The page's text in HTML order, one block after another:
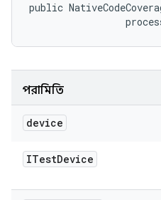
public
পরামিতি
device
ITestDevice